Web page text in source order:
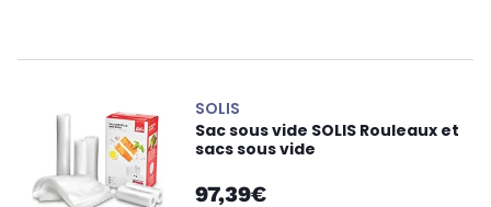
SOLIS
Sac sous vide SOLIS Rouleaux et
sacs sous vide
97,39€